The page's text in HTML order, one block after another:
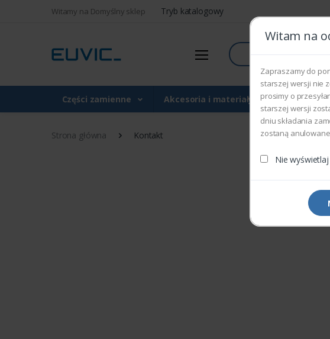
Witamy na Domyślny sklep Tryb katalogowy
Szukaj
Części zamienne Akcesoria i materiały eksploatacyjne
Witam na
Zapraszamy do
starszej wersji nie
prosimy o
starszej wersji
dniu składania
zostaną
Nie
Strona główna Kontakt